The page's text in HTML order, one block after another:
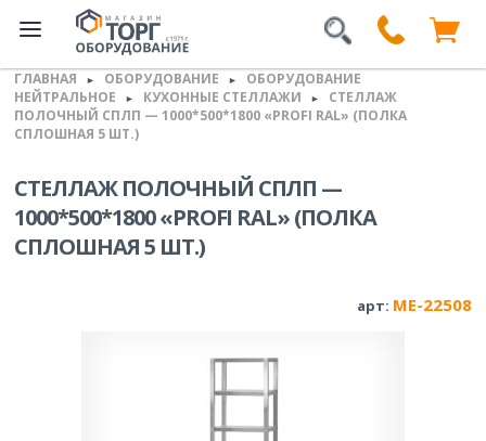
ГЛАВНАЯ ► ОБОРУДОВАНИЕ ►
ОБОРУДОВАНИЕ
НЕЙТРАЛЬНОЕ
► КУХОННЫЕ СТЕЛЛАЖИ ►
СТЕЛЛАЖ
ПОЛОЧНЫЙ СПЛП — 1000*500*1800 «PROFI RAL» (ПОЛКА
СПЛОШНАЯ 5 ШТ.)
СТЕЛЛАЖ ПОЛОЧНЫЙ СПЛП —
1000*500*1800 «PROFI RAL» (ПОЛКА
СПЛОШНАЯ 5 ШТ.)
арт: ME-22508